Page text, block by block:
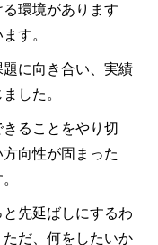
環境があります
す。
に向き合い、実績
した。
ることをやり切
向性が固まった
先延ばしにするわ
だ、何をしたいか